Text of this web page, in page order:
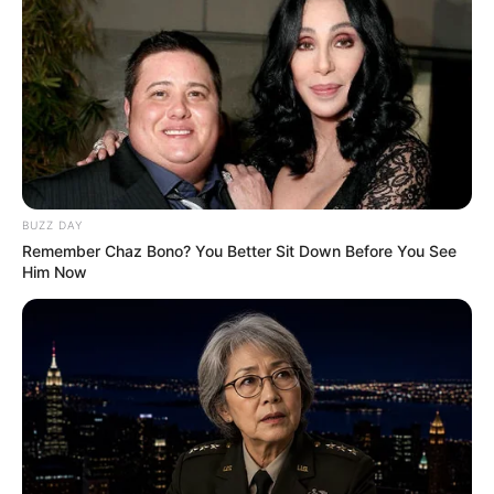
www.artpapeis.com.br
6 – Encadernação Japonesa com fita
Além da encadernação japonesa tradicional,
temos ainda a que é feita a partir da costura em
fita. O trabalho fica suave e delicado, ideal para
a produção de peças destinadas às crianças, mas
BUZZ DAY
Remember Chaz Bono? You Better Sit Down Before You See
Him Now